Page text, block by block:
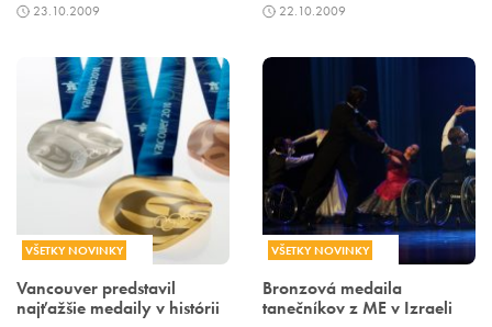
23.10.2009 22.10.2009
VŠETKY NOVINKY
Vancouver predstavil
najťažšie medaily v histórii
VŠETKY NOVINKY
Bronzová medaila
tanečníkov z ME v Izraeli